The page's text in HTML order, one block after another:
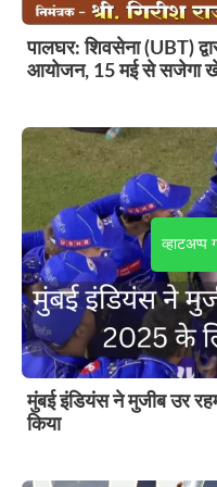
पालघर: शिवसेना (UBT)
आयोजन, 15 मई से सजेगा
मुंबई इंडियंस ने मुजीब उर
किया